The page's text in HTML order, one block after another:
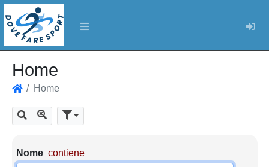
Home
Home
Cerca Mostra tutti i risultati
Parametri di ricerca
Nome contiene